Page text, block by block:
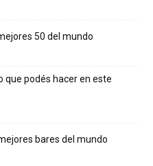
50 del mundo
que podés hacer en este
bares del mundo